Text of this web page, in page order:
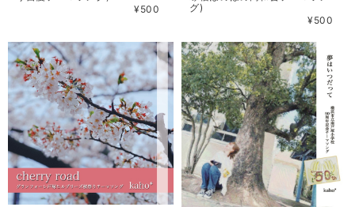
¥500
グ)
¥500